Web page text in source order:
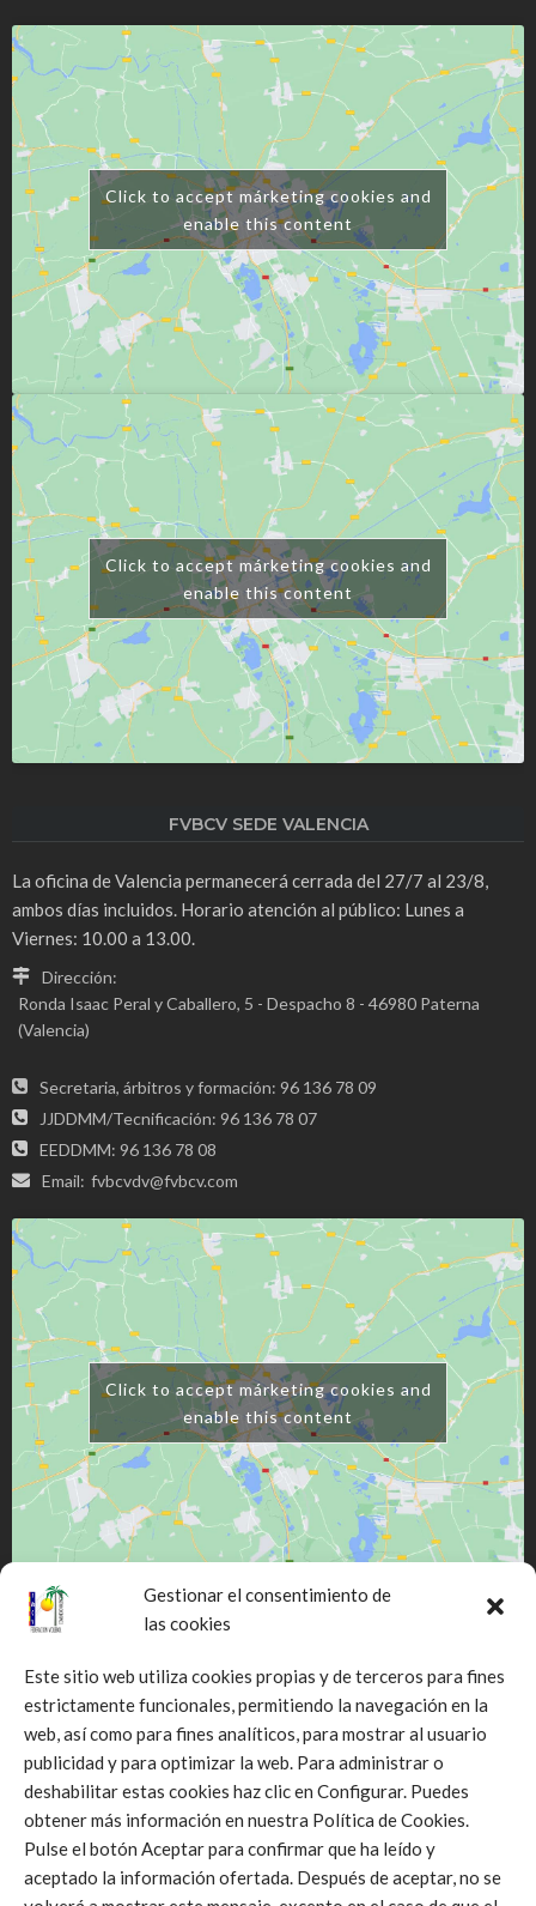
Gestionar el consentimiento de
las cookies
Este sitio web utiliza cookies propias y de terceros para fines
estrictamente funcionales, permitiendo la navegación en la
web, así como para fines analíticos, para mostrar al usuario
publicidad y para optimizar la web. Para administrar o
deshabilitar estas cookies haz clic en Configurar. Puedes
obtener más información en nuestra Política de Cookies.
Pulse el botón Aceptar para confirmar que ha leído y
aceptado la información ofertada. Después de aceptar, no se
Click to accept márketing cookies and
enable this content
Click to accept márketing cookies and
enable this content
FVBCV SEDE VALENCIA
La oficina de Valencia permanecerá cerrada del 27/7 al 23/8,
ambos días incluidos. Horario atención al público: Lunes a
Viernes: 10.00 a 13.00.
Dirección:
Ronda Isaac Peral y Caballero, 5 - Despacho 8 - 46980 Paterna
(Valencia)
Secretaria, árbitros y formación: 96 136 78 09
JJDDMM/Tecnificación: 96 136 78 07
EEDDMM: 96 136 78 08
Email: fvbcvdv@fvbcv.com
Click to accept márketing cookies and
enable this content
Click to accept márketing cookies and
enable this content